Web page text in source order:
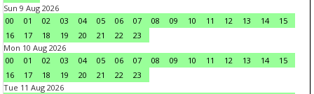
Sun 9 Aug 2026
00
01 02 03 04 05 06 07 08 09 10 11 12 13 14
15
16
17 18 19 20 21 22
23
Mon 10 Aug 2026
00
01 02 03 04 05 06 07 08 09 10 11 12 13 14
15
16
17 18 19 20 21 22
23
Tue 11 Aug 2026